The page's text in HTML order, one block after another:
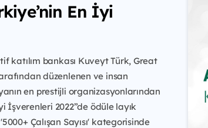
En İyi
katılım bankası Kuveyt Türk, Great
düzenlenen ve insan
en prestijli organizasyonlarından
İşverenleri 2022”de ödüle layık
Çalışan Sayısı' kategorisinde